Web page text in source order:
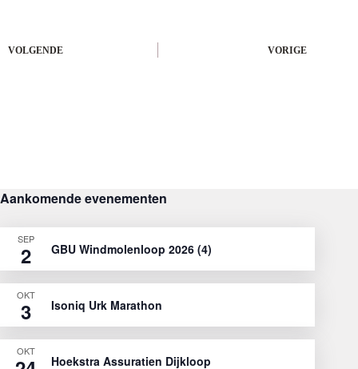
VORIGE
VOLGENDE
Aankomende evenementen
SEP
2 GBU Windmolenloop 2026 (4)
OKT
3 Isoniq Urk Marathon
OKT
Hoekstra Assuratien Dijkloop